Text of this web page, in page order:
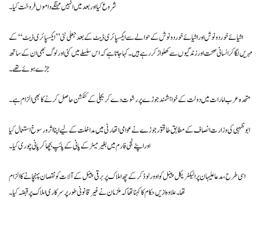
شروع کیا اور بعد میں انہیں مہنگے داموں فروخت کیا۔
اشیائے خوردونوش اور اشیائے خوردونوش کے حوالے سے ایکسپائری ڈیٹ کے بعد جعلی نئی ’’ایکسپائری ڈیٹ‘‘ کے
مہریں لگا کر انسانی صحت اور زندگیوں سے کھلواڑ کر رہے ہیں۔ کہا جاتا ہے کہ اس سلسلے میں کئی اور لوگ بھی ان کے ساتھ
جڑے ہوئے تھے۔
متحدہ عرب امارات میں دولت کے خواہشمند جوڑے پر رشوت دے کر بجلی کے کنکشن حاصل کرنے کا بھی الزام ہے۔
ابوظہبی کی وزارت انصاف کے مطابق طاقتور جوڑے نے عوامی اتھارٹی میں مداخلت کے لیے اپنا اثرورسوخ استعمال کیا
اور اپنے نجی فارم میں بغیر میٹر کے پانی کے پائپ بچھا کر پانی چوری کیا۔
اسی طرح، مدعا علیہان پر الیکٹریکل پینل کو اوور لوڈ کرکے چھ املاک پر برقی پینل کے آلات کو نقصان پہنچانے کا الزام
تھا۔ علاوہ ازیں حکام کا کہنا تھا کہ ملزمان نے غیر قانونی طور پر سرکاری املاک پر قبضہ کیا ۔